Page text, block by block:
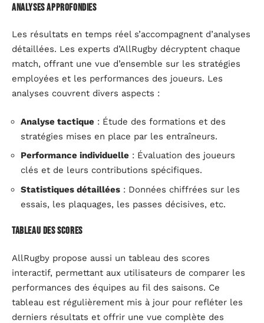
Analyses approfondies
Les résultats en temps réel s’accompagnent d’analyses
détaillées. Les experts d’AllRugby décryptent chaque
match, offrant une vue d’ensemble sur les stratégies
employées et les performances des joueurs. Les
analyses couvrent divers aspects :
Analyse tactique : Étude des formations et des
stratégies mises en place par les entraîneurs.
Performance individuelle : Évaluation des joueurs
clés et de leurs contributions spécifiques.
Statistiques détaillées : Données chiffrées sur les
essais, les plaquages, les passes décisives, etc.
Tableau des scores
AllRugby propose aussi un tableau des scores
interactif, permettant aux utilisateurs de comparer les
performances des équipes au fil des saisons. Ce
tableau est régulièrement mis à jour pour refléter les
derniers résultats et offrir une vue complète des